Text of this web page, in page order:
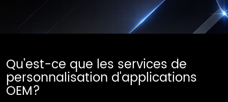
Qu'est-ce que les services de
personnalisation d'applications
OEM?